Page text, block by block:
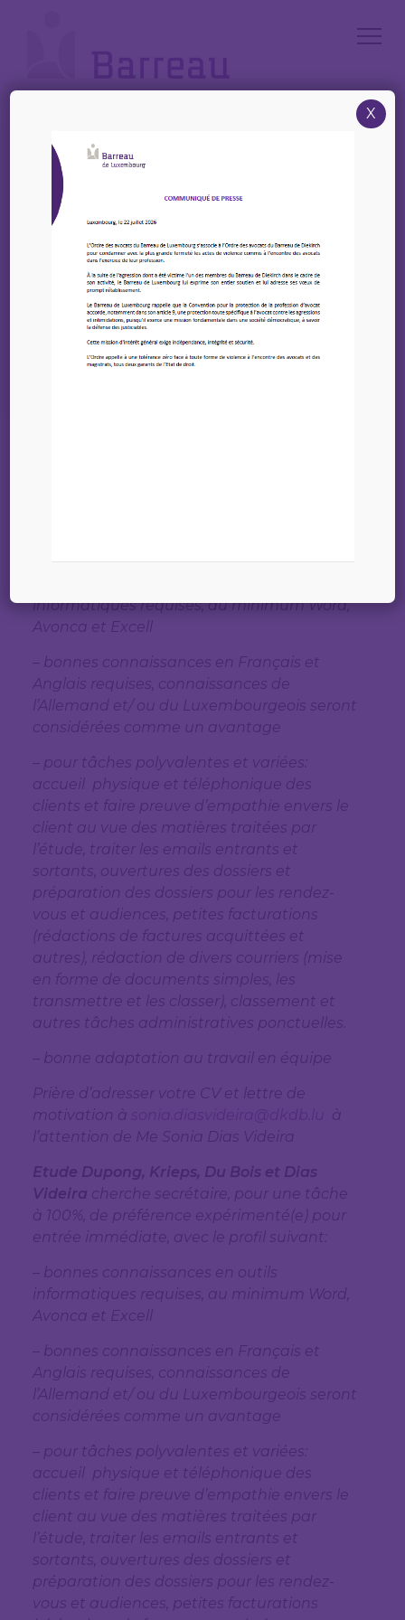
Accueil Annonces
Offre : Un(e) secrétaire (mf) – Etude Dupong, Krieps, Du Bois et Dias
Videira
Offre : Un(e) secrétaire
(mf) – Etude Dupong,
Krieps, Du Bois et Dias
Videira
informatiques requises, au minimum Word,
Avonca et Excell
– bonnes connaissances en Français et
Anglais requises, connaissances de
l’Allemand et/ ou du Luxembourgeois seront
considérées comme un avantage
– pour tâches polyvalentes et variées:
accueil physique et téléphonique des
clients et faire preuve d’empathie envers le
client au vue des matières traitées par
l’étude, traiter les emails entrants et
sortants, ouvertures des dossiers et
préparation des dossiers pour les rendez-
vous et audiences, petites facturations
(rédactions de factures acquittées et
autres), rédaction de divers courriers (mise
en forme de documents simples, les
transmettre et les classer), classement et
autres tâches administratives ponctuelles.
– bonne adaptation au travail en équipe
Prière d’adresser votre CV et lettre de
motivation à
à
l’attention de Me Sonia Dias Videira
Etude Dupong, Krieps, Du Bois et Dias
Videira cherche secrétaire, pour une tâche
à 100%, de préférence expérimenté(e) pour
entrée immédiate, avec le profil suivant:
– bonnes connaissances en outils
informatiques requises, au minimum Word,
Avonca et Excell
– bonnes connaissances en Français et
Anglais requises, connaissances de
l’Allemand et/ ou du Luxembourgeois seront
considérées comme un avantage
– pour tâches polyvalentes et variées:
accueil physique et téléphonique des
clients et faire preuve d’empathie envers le
client au vue des matières traitées par
l’étude, traiter les emails entrants et
sortants, ouvertures des dossiers et
préparation des dossiers pour les rendez-
vous et audiences, petites facturations
X